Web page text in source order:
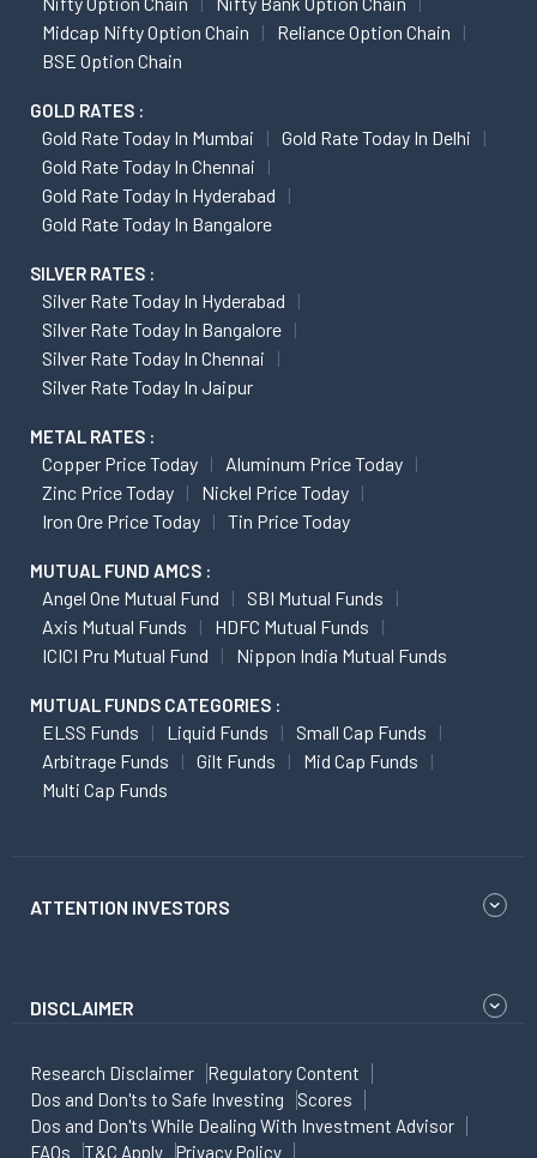
Midcap Nifty Option Chain
Reliance Option Chain
BSE Option Chain
GOLD RATES :
Gold Rate Today In Mumbai
Gold Rate Today In Delhi
Gold Rate Today In Chennai
Gold Rate Today In Hyderabad
Gold Rate Today In Bangalore
SILVER RATES :
Silver Rate Today In Hyderabad
Silver Rate Today In Bangalore
Silver Rate Today In Chennai
Silver Rate Today In Jaipur
METAL RATES :
Copper Price Today
Aluminum Price Today
Zinc Price Today
Nickel Price Today
Iron Ore Price Today
Tin Price Today
MUTUAL FUND AMCS :
Angel One Mutual Fund
SBI Mutual Funds
Axis Mutual Funds
HDFC Mutual Funds
ICICI Pru Mutual Fund
Nippon India Mutual Funds
MUTUAL FUNDS CATEGORIES :
ELSS Funds Liquid Funds
Small Cap Funds
Arbitrage Funds
Gilt Funds
Mid Cap Funds
Multi Cap Funds
ATTENTION INVESTORS
DISCLAIMER
Research Disclaimer
Regulatory Content
Dos and Don'ts to Safe Investing
Scores
Dos and Don'ts While Dealing With Investment Advisor
FAQs
T&C Apply Privacy Policy